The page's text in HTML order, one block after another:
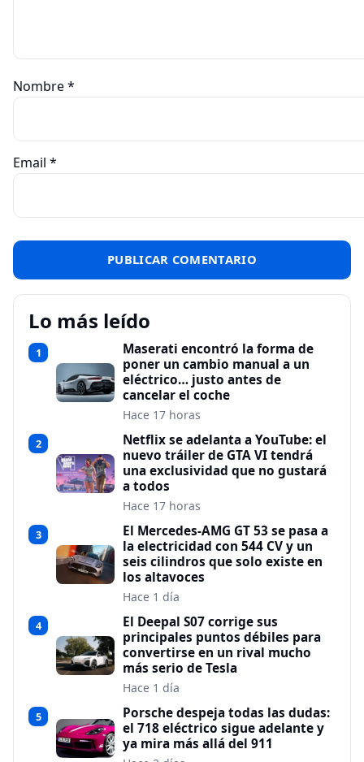
Nombre*
Email *
Lo más leído
1
Maserati encontró la forma de
poner un cambio manual a un
eléctrico… justo antes de
cancelar el coche
Hace 17 horas
2
Netflix se adelanta a YouTube: el
nuevo tráiler de GTA VI tendrá
una exclusividad que no gustará
a todos
Hace 17 horas
3
El Mercedes-AMG GT 53 se pasa a
la electricidad con 544 CV y un
seis cilindros que solo existe en
los altavoces
Hace 1 día
4
El Deepal S07 corrige sus
principales puntos débiles para
convertirse en un rival mucho
más serio de Tesla
Hace 1 día
5
Porsche despeja todas las dudas:
el 718 eléctrico sigue adelante y
ya mira más allá del 911